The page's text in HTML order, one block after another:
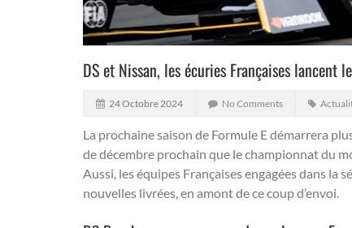
DS et Nissan, les écuries Françaises lancent
24 Octobre 2024 No Comments
La prochaine saison de Formule E démarrera
de décembre prochain que le championnat du
Aussi, les équipes Françaises engagées dans la
nouvelles livrées, en amont de ce coup d’envoi.